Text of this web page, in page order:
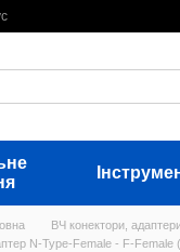
ВЧ конектори,
N-Type-Female - F-Female